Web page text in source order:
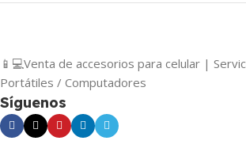
📱💻Venta de accesorios para celular |
Portátiles / Computadores
Síguenos